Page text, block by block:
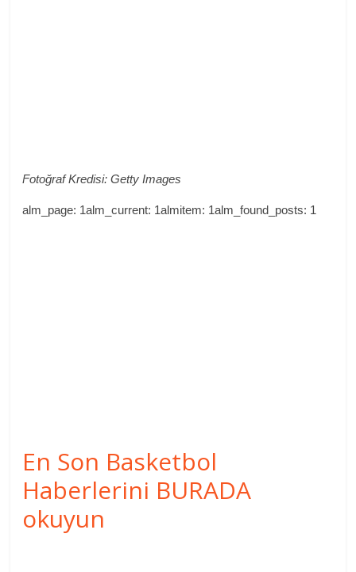
Fotoğraf Kredisi: Getty Images
alm_page: 1alm_current: 1almitem: 1alm_found_posts: 1
En Son Basketbol
Haberlerini BURADA
okuyun